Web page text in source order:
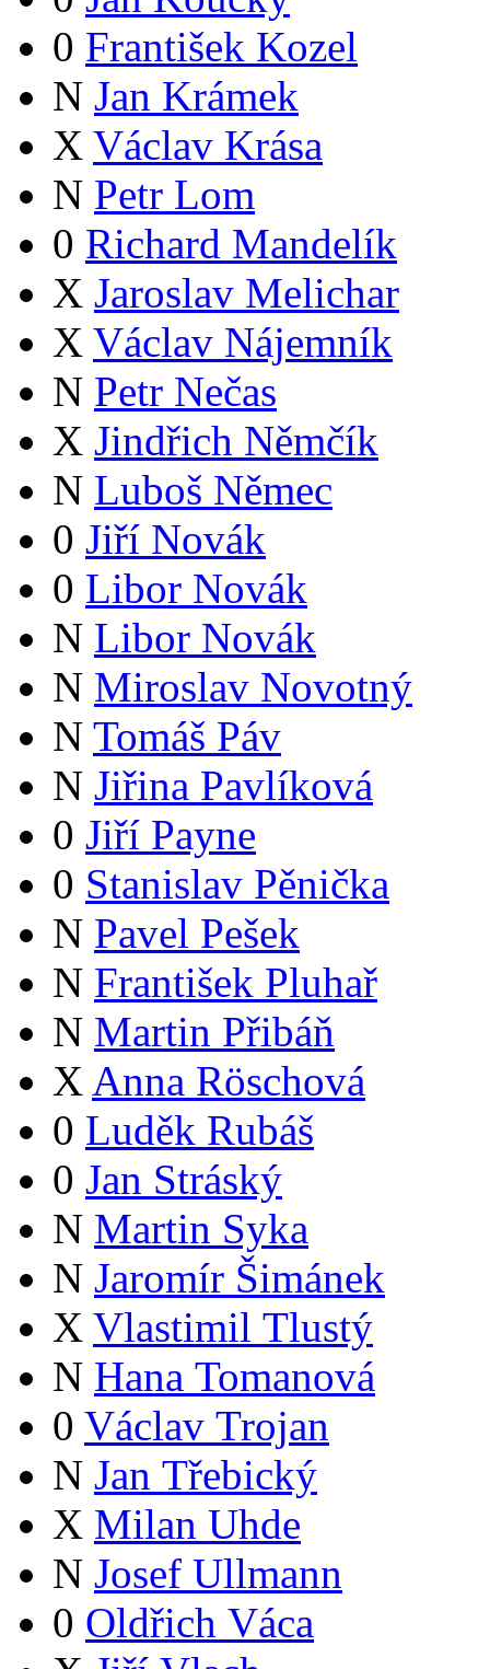
0 František Kozel
N Jan Krámek
X Václav Krása
N Petr Lom
0 Richard Mandelík
X Jaroslav Melichar
X Václav Nájemník
N Petr Nečas
X Jindřich Němčík
N Luboš Němec
0 Jiří Novák
0 Libor Novák
N Libor Novák
N Miroslav Novotný
N Tomáš Páv
N Jiřina Pavlíková
0 Jiří Payne
0 Stanislav Pěnička
N Pavel Pešek
N František Pluhař
N Martin Přibáň
X Anna Röschová
0 Luděk Rubáš
0 Jan Stráský
N Martin Syka
N Jaromír Šimánek
X Vlastimil Tlustý
N Hana Tomanová
0 Václav Trojan
N Jan Třebický
X Milan Uhde
N Josef Ullmann
0 Oldřich Váca